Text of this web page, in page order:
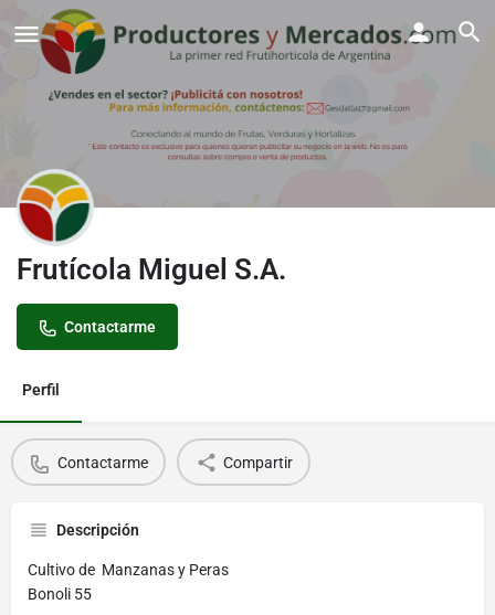
Frutícola Miguel S.A.
Contactarme
Perfil
Contactarme Compartir
Descripción
Cultivo de Manzanas y Peras
Bonoli 55